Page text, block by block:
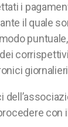
i
il quale
con